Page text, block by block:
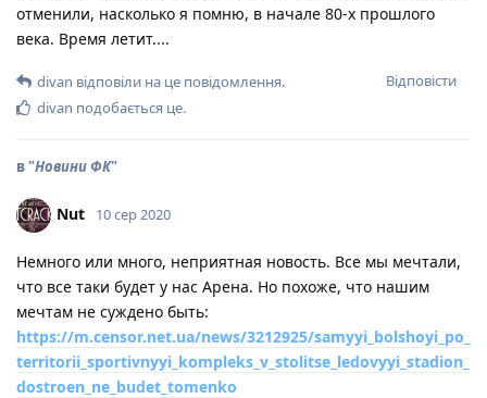
отменили, насколько я помню, в начале 80-х прошлого
века. Время летит....
Відповісти
divan відповіли на це повідомлення.
divan подобається це.
в "Новини ФК"
Nut 10 сер 2020
Немного или много, неприятная новость. Все мы мечтали,
что все таки будет у нас Арена. Но похоже, что нашим
мечтам не суждено быть:
https://m.censor.net.ua/news/3212925/samyyi_bolshoyi_po_
territorii_sportivnyyi_kompleks_v_stolitse_ledovyyi_stadion_
dostroen_ne_budet_tomenko